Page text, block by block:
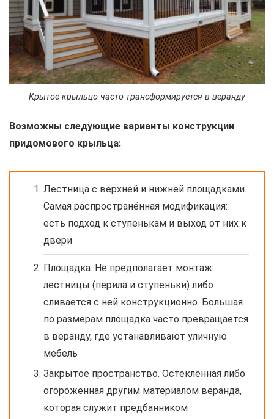
Крытое крыльцо часто трансформируется в веранду
Возможны следующие варианты конструкции
придомового крыльца:
Лестница с верхней и нижней площадками.
Самая распространённая модификация:
есть подход к ступенькам и выход от них к
двери
Площадка. Не предполагает монтаж
лестницы (перила и ступеньки) либо
сливается с ней конструкционно. Большая
по размерам площадка часто превращается
в веранду, где устанавливают уличную
мебель
Закрытое пространство. Остеклённая либо
огороженная другим материалом веранда,
которая служит предбанником